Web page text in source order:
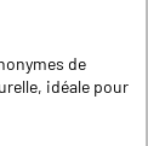
de
idéale pour